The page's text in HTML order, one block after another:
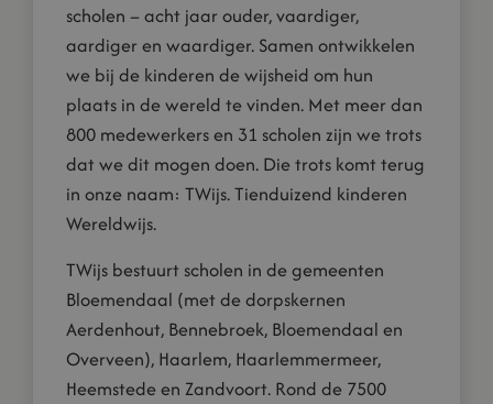
scholen – acht jaar ouder, vaardiger,
aardiger en waardiger. Samen ontwikkelen
we bij de kinderen de wijsheid om hun
plaats in de wereld te vinden. Met meer dan
800 medewerkers en 31 scholen zijn we trots
dat we dit mogen doen. Die trots komt terug
in onze naam: TWijs. Tienduizend kinderen
Wereldwijs.
TWijs bestuurt scholen in de gemeenten
Bloemendaal (met de dorpskernen
Aerdenhout, Bennebroek, Bloemendaal en
Overveen), Haarlem, Haarlemmermeer,
Heemstede en Zandvoort. Rond de 7500